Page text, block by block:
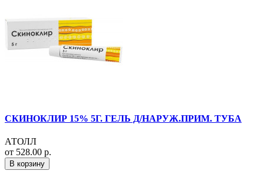
СКИНОКЛИР 15% 5Г. ГЕЛЬ Д/НАРУЖ.ПРИМ. ТУБА
АТОЛЛ
от 528.00 р.
В корзину